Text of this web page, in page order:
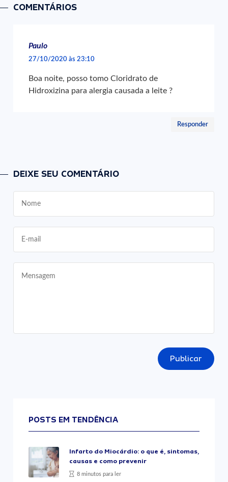
COMENTÁRIOS
Paulo
27/10/2020 às 23:10
Boa noite, posso tomo Cloridrato de
Hidroxizina para alergia causada a leite ?
Responder
DEIXE SEU COMENTÁRIO
Publicar
POSTS EM TENDÊNCIA
Infarto do Miocárdio: o que é, sintomas,
causas e como prevenir
8 minutos para ler